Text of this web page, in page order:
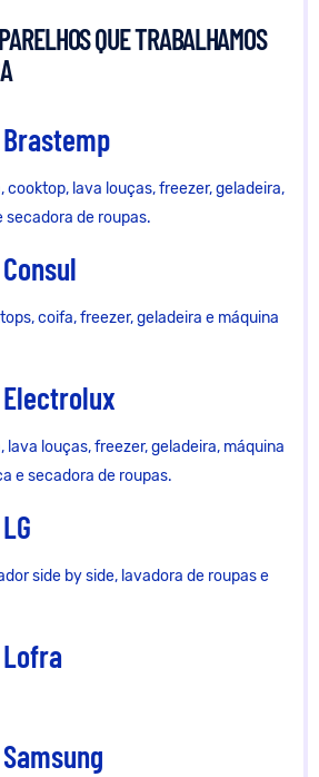
QUE TRABALHAMOS
cooktop, lava louças, freezer, geladeira,
secadora de roupas.
coifa, freezer, geladeira e máquina
lava louças, freezer, geladeira, máquina
e secadora de roupas.
side by side, lavadora de roupas e